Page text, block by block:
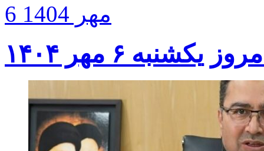
6 مهر 1404
۶ مهر ۱۴۰۴